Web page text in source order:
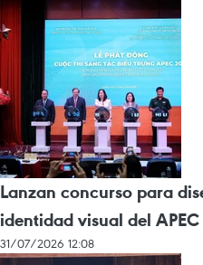
Lanzan concurso para
identidad visual del
31/07/2026 12:08